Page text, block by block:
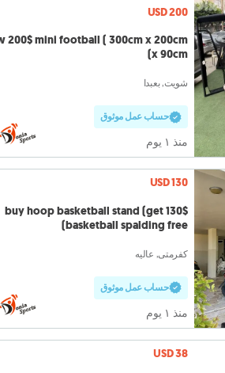
USD 200
200$ mini football ( 300cm x 200cm
x 90cm)
شويت, بعبدا
حساب عمل موثوق
منذ ١ يوم
USD 130
130$ buy hoop basketball stand (get
basketball spalding free)
كفرمتى, عاليه
حساب عمل موثوق
منذ ١ يوم
USD 38